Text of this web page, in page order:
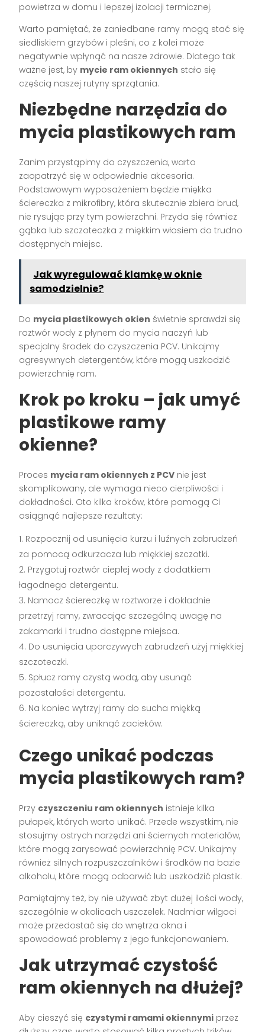
powietrza w domu i lepszej izolacji termicznej.
Warto pamiętać, że zaniedbane ramy mogą stać się
siedliskiem grzybów i pleśni, co z kolei może
negatywnie wpłynąć na nasze zdrowie. Dlatego tak
ważne jest, by mycie ram okiennych stało się
częścią naszej rutyny sprzątania.
Niezbędne narzędzia do
mycia plastikowych ram
Zanim przystąpimy do czyszczenia, warto
zaopatrzyć się w odpowiednie akcesoria.
Podstawowym wyposażeniem będzie miękka
ściereczka z mikrofibry, która skutecznie zbiera brud,
nie rysując przy tym powierzchni. Przyda się również
gąbka lub szczoteczka z miękkim włosiem do trudno
dostępnych miejsc.
Jak wyregulować klamkę w oknie
samodzielnie?
Do mycia plastikowych okien świetnie sprawdzi się
roztwór wody z płynem do mycia naczyń lub
specjalny środek do czyszczenia PCV. Unikajmy
agresywnych detergentów, które mogą uszkodzić
powierzchnię ram.
Krok po kroku – jak umyć
plastikowe ramy
okienne?
Proces mycia ram okiennych z PCV nie jest
skomplikowany, ale wymaga nieco cierpliwości i
dokładności. Oto kilka kroków, które pomogą Ci
osiągnąć najlepsze rezultaty:
Rozpocznij od usunięcia kurzu i luźnych zabrudzeń
za pomocą odkurzacza lub miękkiej szczotki.
Przygotuj roztwór ciepłej wody z dodatkiem
łagodnego detergentu.
Namocz ściereczkę w roztworze i dokładnie
przetrzyj ramy, zwracając szczególną uwagę na
zakamarki i trudno dostępne miejsca.
Do usunięcia uporczywych zabrudzeń użyj miękkiej
szczoteczki.
Spłucz ramy czystą wodą, aby usunąć
pozostałości detergentu.
Na koniec wytrzyj ramy do sucha miękką
ściereczką, aby uniknąć zacieków.
Czego unikać podczas
mycia plastikowych ram?
Przy czyszczeniu ram okiennych istnieje kilka
pułapek, których warto unikać. Przede wszystkim, nie
stosujmy ostrych narzędzi ani ściernych materiałów,
które mogą zarysować powierzchnię PCV. Unikajmy
również silnych rozpuszczalników i środków na bazie
alkoholu, które mogą odbarwić lub uszkodzić plastik.
Pamiętajmy też, by nie używać zbyt dużej ilości wody,
szczególnie w okolicach uszczelek. Nadmiar wilgoci
może przedostać się do wnętrza okna i
spowodować problemy z jego funkcjonowaniem.
Jak utrzymać czystość
ram okiennych na dłużej?
Aby cieszyć się czystymi ramami okiennymi przez